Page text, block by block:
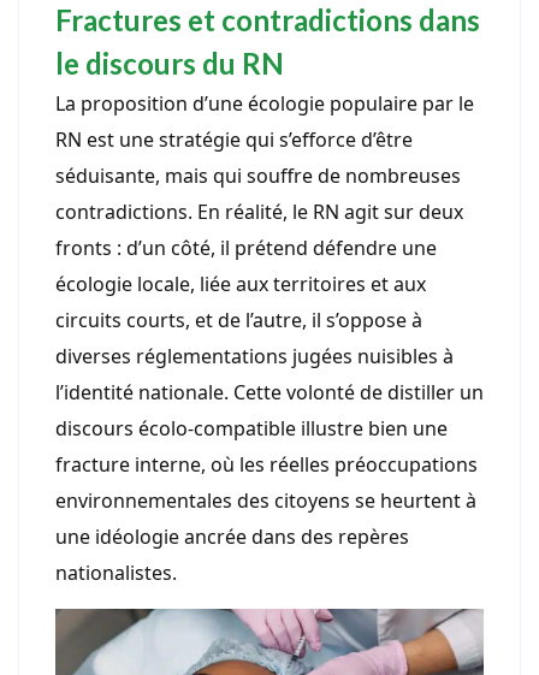
Fractures et contradictions dans
le discours du RN
La proposition d’une écologie populaire par le
RN est une stratégie qui s’efforce d’être
séduisante, mais qui souffre de nombreuses
contradictions. En réalité, le RN agit sur deux
fronts : d’un côté, il prétend défendre une
écologie locale, liée aux territoires et aux
circuits courts, et de l’autre, il s’oppose à
diverses réglementations jugées nuisibles à
l’identité nationale. Cette volonté de distiller un
discours écolo-compatible illustre bien une
fracture interne, où les réelles préoccupations
environnementales des citoyens se heurtent à
une idéologie ancrée dans des repères
nationalistes.